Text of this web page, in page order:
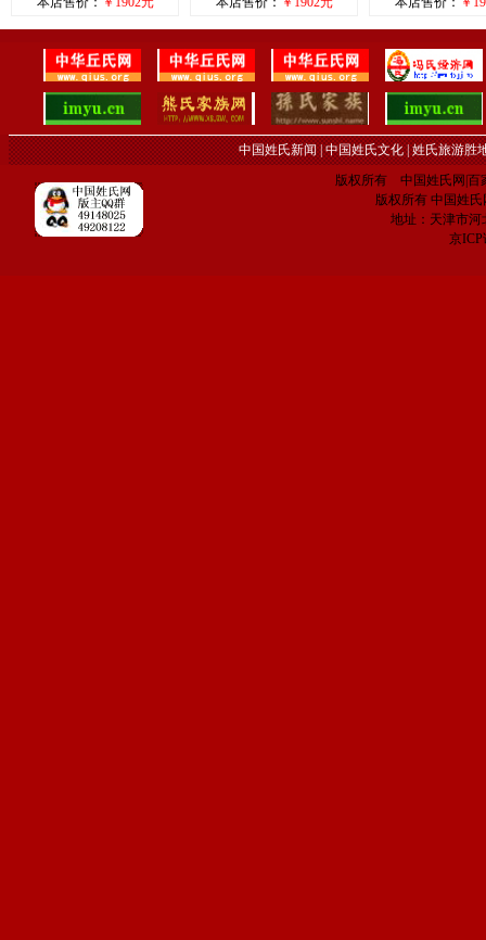
中国姓氏新闻|中国姓氏文化|姓氏旅游胜
版权所有 中国姓氏网|百
版权所有 中国姓氏
地址：天津市河
京ICP